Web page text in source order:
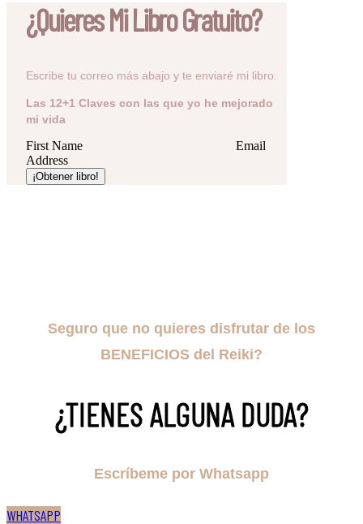
¿Quieres Mi Libro Gratuito?
Escribe tu correo más abajo y te enviaré mi libro.
Las 12+1 Claves con las que yo he mejorado
mi vida
First Name
Email
Address
¡Obtener libro!
Seguro que no quieres disfrutar de los
BENEFICIOS del Reiki?
¿TIENES ALGUNA DUDA?
Escríbeme por Whatsapp
WHATSAPP